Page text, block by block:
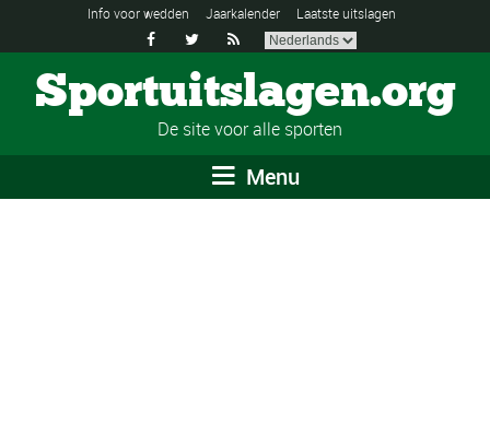
Info voor wedden Jaarkalender Laatste uitslagen
  
Sportuitslagen.org
De site voor alle sporten
Menu